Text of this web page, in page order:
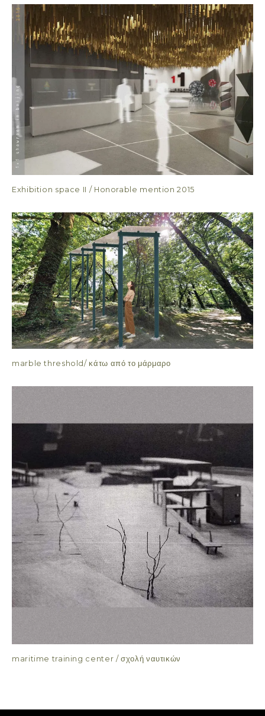
Exhibition space II / Honorable mention 2015
marble threshold/ κάτω από το μάρμαρο
maritime training center / σχολή ναυτικών